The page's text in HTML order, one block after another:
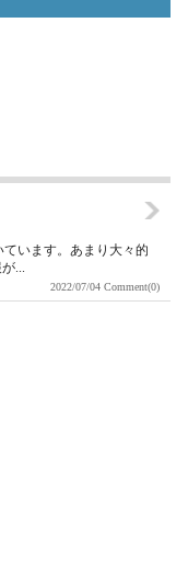
います。あまり大々的
...
2022/07/04 Comment(0)